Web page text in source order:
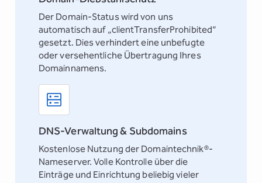
Der Domain-Status wird von uns
automatisch auf „clientTransferProhibited“
gesetzt. Dies verhindert eine unbefugte
oder versehentliche Übertragung Ihres
Domainnamens.
DNS-Verwaltung & Subdomains
Kostenlose Nutzung der Domaintechnik®-
Nameserver. Volle Kontrolle über die
Einträge und Einrichtung beliebig vieler